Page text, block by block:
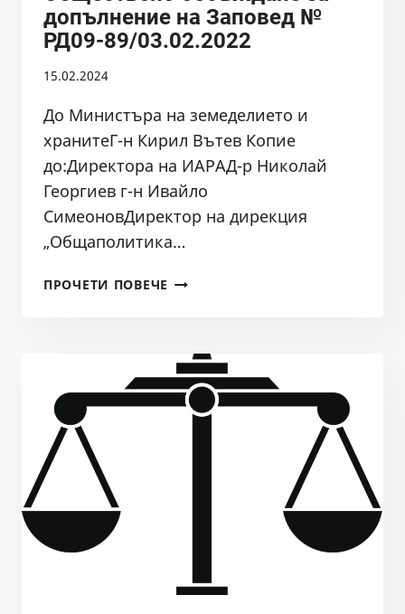
допълнение на Заповед №
РД09-89/03.02.2022
15.02.2024
До Министъра на земеделието и
хранитеГ-н Кирил Вътев Копие
до:Директора на ИАРАД-р Николай
Георгиев г-н Ивайло
СимеоновДиректор на дирекция
„Общаполитика…
ПРОЧЕТИ ПОВЕЧЕ ОБЩЕСТВЕНО
НА
ЗАПОВЕД
№